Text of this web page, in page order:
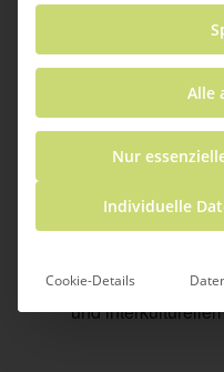
Der Schwerpunkt
liegt darauf, die
neuesten Stand
den MINT-
Technik,
bringen, und zwar
von
und
Alle
Nur
Individuelle
Cookie-Details